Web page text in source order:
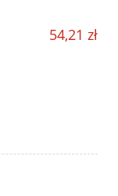
54,21 zł